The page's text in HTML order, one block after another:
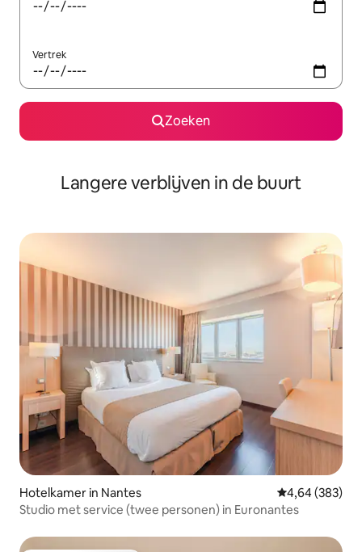
Vertrek
Zoeken
Langere verblijven in de buurt
Hotelkamer in Nantes Gemiddelde
4,64 (383)
Studio met service (twee personen) in Euronantes